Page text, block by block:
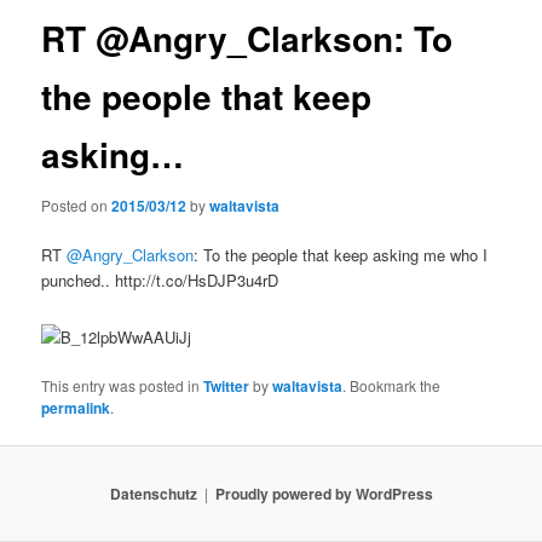
RT @Angry_Clarkson: To
the people that keep
asking…
Posted on2015/03/12bywaltavista
RT@Angry_Clarkson: To the people that keep asking me who I
punched.. http://t.co/HsDJP3u4rD
This entry was posted inTwitterbywaltavista. Bookmark the
permalink.
Datenschutz Proudly powered by WordPress